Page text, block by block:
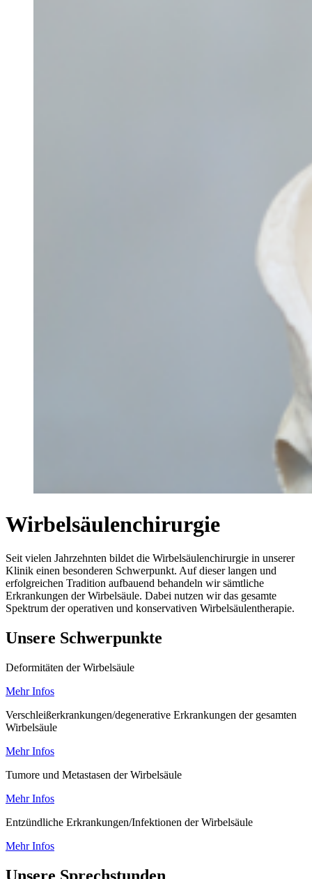
Wirbelsäulenchirurgie
Seit vielen Jahrzehnten bildet die Wirbelsäulenchirurgie in unserer
Klinik einen besonderen Schwerpunkt. Auf dieser langen und
erfolgreichen Tradition aufbauend behandeln wir sämtliche
Erkrankungen der Wirbelsäule. Dabei nutzen wir das gesamte
Spektrum der operativen und konservativen Wirbelsäulentherapie.
Unsere Schwerpunkte
Deformitäten der Wirbelsäule
Mehr Infos
Verschleißerkrankungen/degenerative Erkrankungen der gesamten
Wirbelsäule
Mehr Infos
Tumore und Metastasen der Wirbelsäule
Mehr Infos
Entzündliche Erkrankungen/Infektionen der Wirbelsäule
Mehr Infos